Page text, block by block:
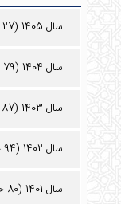
سال 1405 (27 خبر)
سال 1404 (79 خبر)
سال 1403 (87 خبر)
سال 1402 (94 خبر)
سال 1401 (80 خبر)